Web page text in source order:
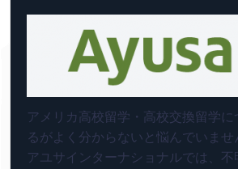
アメリカ高校留学・高校交換留学
るがよく分からないと悩んでいませ
アユサインターナショナルでは、不